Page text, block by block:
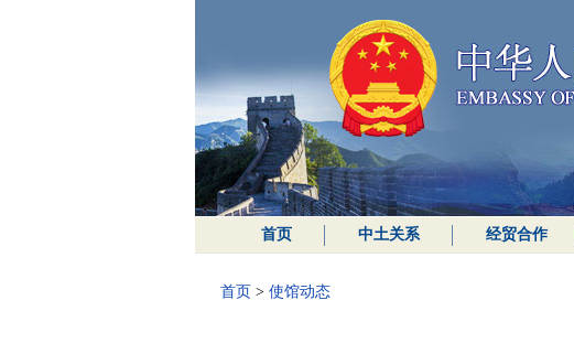
首页 中土关系 经贸合作
首页 > 使馆动态